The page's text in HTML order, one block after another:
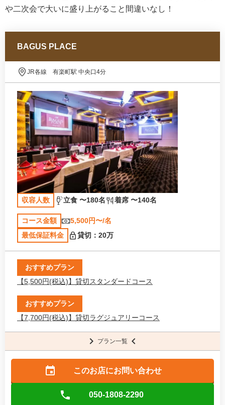
や二次会で大いに盛り上がること間違いなし！
BAGUS PLACE
JR各線 有楽町駅 中央口4分
収容人数 立食 〜180名 着席 〜140名
コース金額
5,500円〜/名
最低保証料金
貸切：20万
おすすめプラン
【5,500円(税込)】貸切スタンダードコース
おすすめプラン
【7,700円(税込)】貸切ラグジュアリーコース
プラン一覧
このお店にお問い合わせ
050-1808-2290